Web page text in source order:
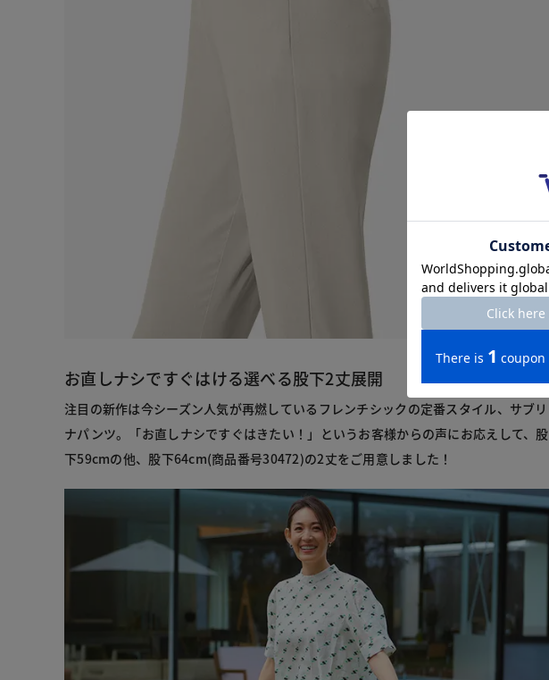
お直しナシですぐはける選べる股下2丈展開
注目の新作は今シーズン人気が再燃しているフレンチシックの定番スタイル、サブリ
ナパンツ。「お直しナシですぐはきたい！」というお客様からの声にお応えして、股
下59cmの他、股下64cm(商品番号30472)の2丈をご用意しました！